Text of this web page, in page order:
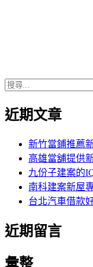
近期文章
新竹當鋪推薦
高雄當舖提供
九份子建案的
南科建案新屋
台北汽車借款
近期留言
彙整